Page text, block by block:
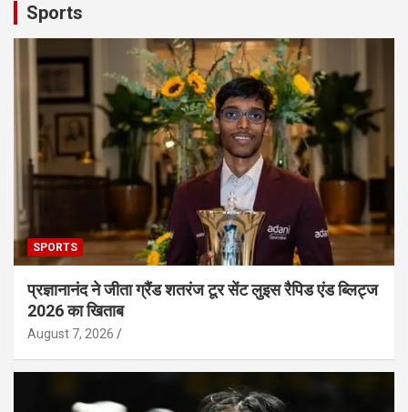
Sports
SPORTS
प्रज्ञानानंद ने जीता ग्रैंड शतरंज टूर सेंट लुइस रैपिड एंड ब्लिट्ज
2026 का खिताब
August 7, 2026